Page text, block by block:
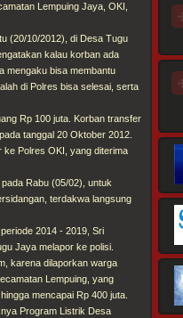
Lempuing Jaya, OKI,
(20/10/2012), di Desa Tugu
kalau korban ada
mengaku bisa membantu
di Polres bisa selesai, serta
Rp 100 juta. Korban transfer
tanggal 20 Oktober 2012.
ke Polres OKI, yang diterima
Rabu (05/02), untuk
terdakwa langsung
2014 - 2019, Sri
Jaya melapor ke polisi.
karena dilaporkan warga
Lempuing, yang
mencapai Rp 400 juta.
Program Listrik Desa